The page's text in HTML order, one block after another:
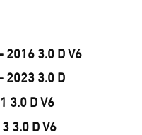
2016 3.0 D V6
2023 3.0 D
3.0 D V6
3.0 D V6